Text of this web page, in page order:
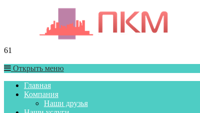
61
Открыть меню
Главная
Компания
Наши друзья